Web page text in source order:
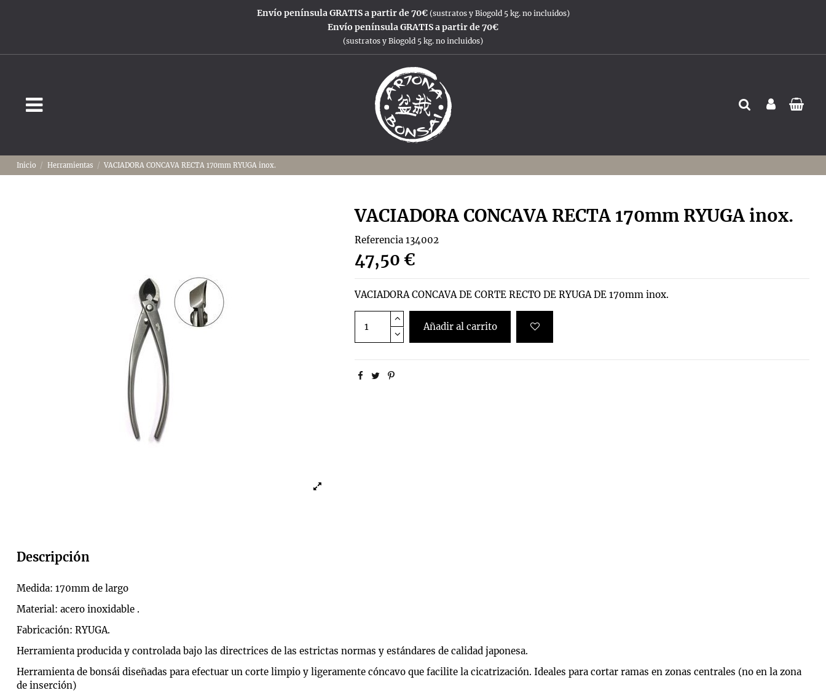
Envío península GRATIS a partir de 70€ (sustratos y Biogold 5 kg. no incluidos)
Envío península GRATIS a partir de 70€
(sustratos y Biogold 5 kg. no incluidos)
Inicio Herramientas VACIADORA CONCAVA RECTA 170mm RYUGA inox.
VACIADORA CONCAVA RECTA 170mm RYUGA inox.
Referencia 134002
47,50 €
VACIADORA CONCAVA DE CORTE RECTO DE RYUGA DE 170mm inox.
Añadir al carrito
Descripción
Medida: 170mm de largo
Material: acero inoxidable .
Fabricación: RYUGA.
Herramienta producida y controlada bajo las directrices de las estrictas normas y estándares de calidad japonesa.
Herramienta de bonsái diseñadas para efectuar un corte limpio y ligeramente cóncavo que facilite la cicatrización. Ideales para cortar ramas en zonas centrales (no en la zona
de inserción)